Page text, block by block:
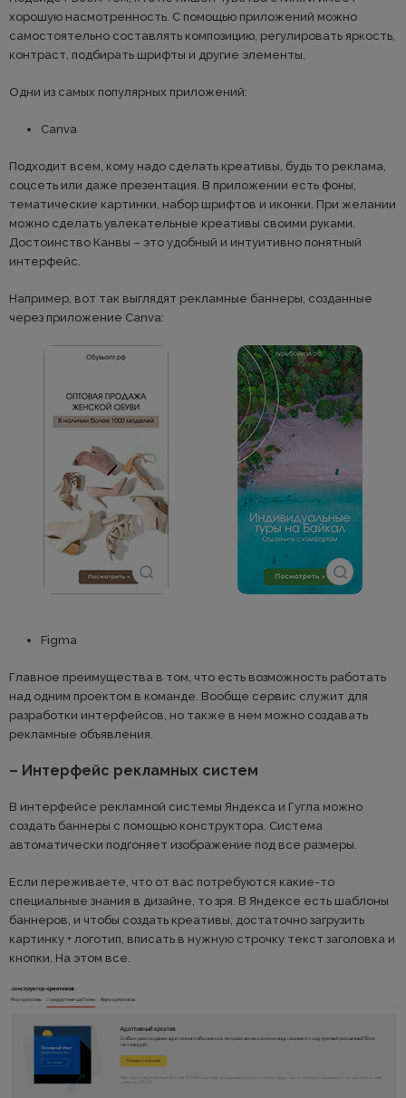
хорошую насмотренность. С помощью приложений можно
самостоятельно составлять композицию, регулировать яркость,
контраст, подбирать шрифты и другие элементы.
Одни из самых популярных приложений:
Canva
Подходит всем, кому надо сделать креативы, будь то реклама,
соцсеть или даже презентация. В приложении есть фоны,
тематические картинки, набор шрифтов и иконки. При желании
можно сделать увлекательные креативы своими руками.
Достоинство Канвы – это удобный и интуитивно понятный
интерфейс.
Например, вот так выглядят рекламные баннеры, созданные
через приложение Canva:
Figma
Главное преимущества в том, что есть возможность работать
над одним проектом в команде. Вообще сервис служит для
разработки интерфейсов, но также в нем можно создавать
рекламные объявления.
– Интерфейс рекламных систем
В интерфейсе рекламной системы Яндекса и Гугла можно
создать баннеры с помощью конструктора. Система
автоматически подгоняет изображение под все размеры.
Если переживаете, что от вас потребуются какие-то
специальные знания в дизайне, то зря. В Яндексе есть шаблоны
баннеров, и чтобы создать креативы, достаточно загрузить
картинку + логотип, вписать в нужную строчку текст заголовка и
кнопки. На этом все.